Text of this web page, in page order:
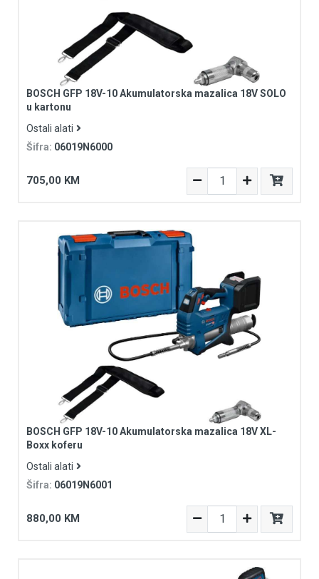
BOSCH GFP 18V-10 Akumulatorska mazalica 18V SOLO
u kartonu
Ostali alati
Šifra: 06019N6000
705,00 KM
BOSCH GFP 18V-10 Akumulatorska mazalica 18V XL-
Boxx koferu
Ostali alati
Šifra: 06019N6001
880,00 KM